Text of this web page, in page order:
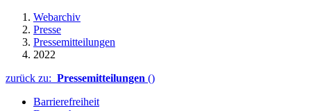
Webarchiv
Presse
Pressemitteilungen
2022
zurück zu: Pressemitteilungen ()
Barrierefreiheit